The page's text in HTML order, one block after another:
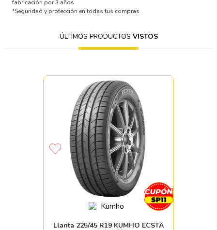
fabricación por 3 años
*Seguridad y protección en todas tus compras
ÚLTIMOS PRODUCTOS VISTOS
Llanta 225/45 R19 KUMHO ECSTA